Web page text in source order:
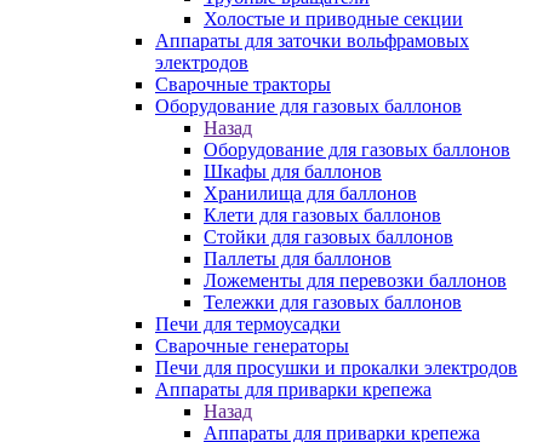
Холостые и приводные секции
Аппараты для заточки вольфрамовых
электродов
Сварочные тракторы
Оборудование для газовых баллонов
Назад
Оборудование для газовых баллонов
Шкафы для баллонов
Хранилища для баллонов
Клети для газовых баллонов
Стойки для газовых баллонов
Паллеты для баллонов
Ложементы для перевозки баллонов
Тележки для газовых баллонов
Печи для термоусадки
Сварочные генераторы
Печи для просушки и прокалки электродов
Аппараты для приварки крепежа
Назад
Аппараты для приварки крепежа